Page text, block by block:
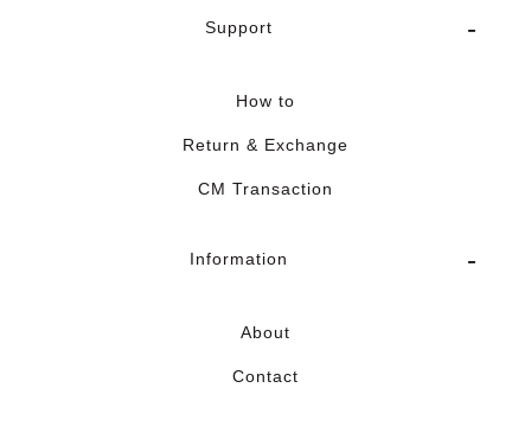
Support
How to
Return & Exchange
CM Transaction
Information
About
Contact